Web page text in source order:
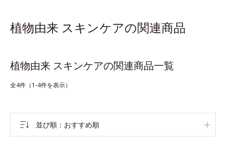
植物由来 スキンケアの関連商品
植物由来 スキンケアの関連商品一覧
全4件（1-4件を表示）
並び順 おすすめ順